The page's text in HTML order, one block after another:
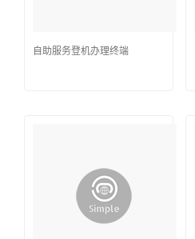
自助服务登机办理终端